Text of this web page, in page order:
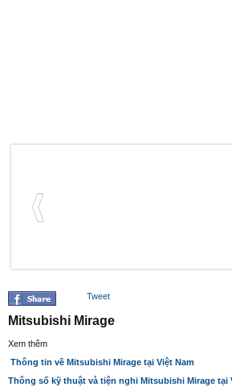
Tweet
Mitsubishi Mirage
Xem thêm
Thông tin về Mitsubishi Mirage tại Việt Nam
Thông số kỹ thuật và tiện nghi Mitsubishi Mirage tại